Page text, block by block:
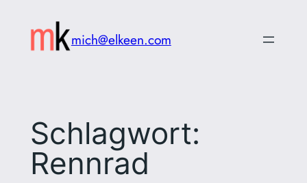
Inhalt
springen
mich@elkeen.com
Schlagwort:
Rennrad